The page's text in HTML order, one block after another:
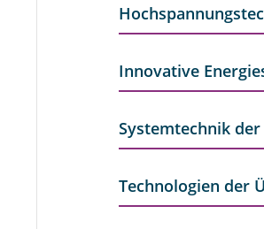
Innovative
Systemtechnik
Technologien der